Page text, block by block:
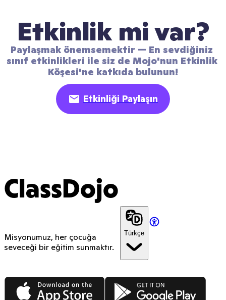
Etkinlik mi var?
Paylaşmak önemsemektir — En sevdiğiniz
sınıf etkinlikleri ile siz de Mojo'nun Etkinlik
Köşesi'ne katkıda bulunun!
Etkinliği Paylaşın
ClassDojo
Misyonumuz, her çocuğa
seveceği bir eğitim sunmaktır.
Türkçe
App Store Google Play